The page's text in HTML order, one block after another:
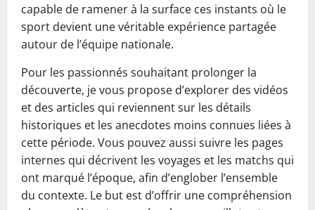
capable de ramener à la surface ces instants où le
sport devient une véritable expérience partagée
autour de l’équipe nationale.
Pour les passionnés souhaitant prolonger la
découverte, je vous propose d’explorer des vidéos
et des articles qui reviennent sur les détails
historiques et les anecdotes moins connues liées à
cette période. Vous pouvez aussi suivre les pages
internes qui décrivent les voyages et les matchs qui
ont marqué l’époque, afin d’englober l’ensemble
du contexte. Le but est d’offrir une compréhension